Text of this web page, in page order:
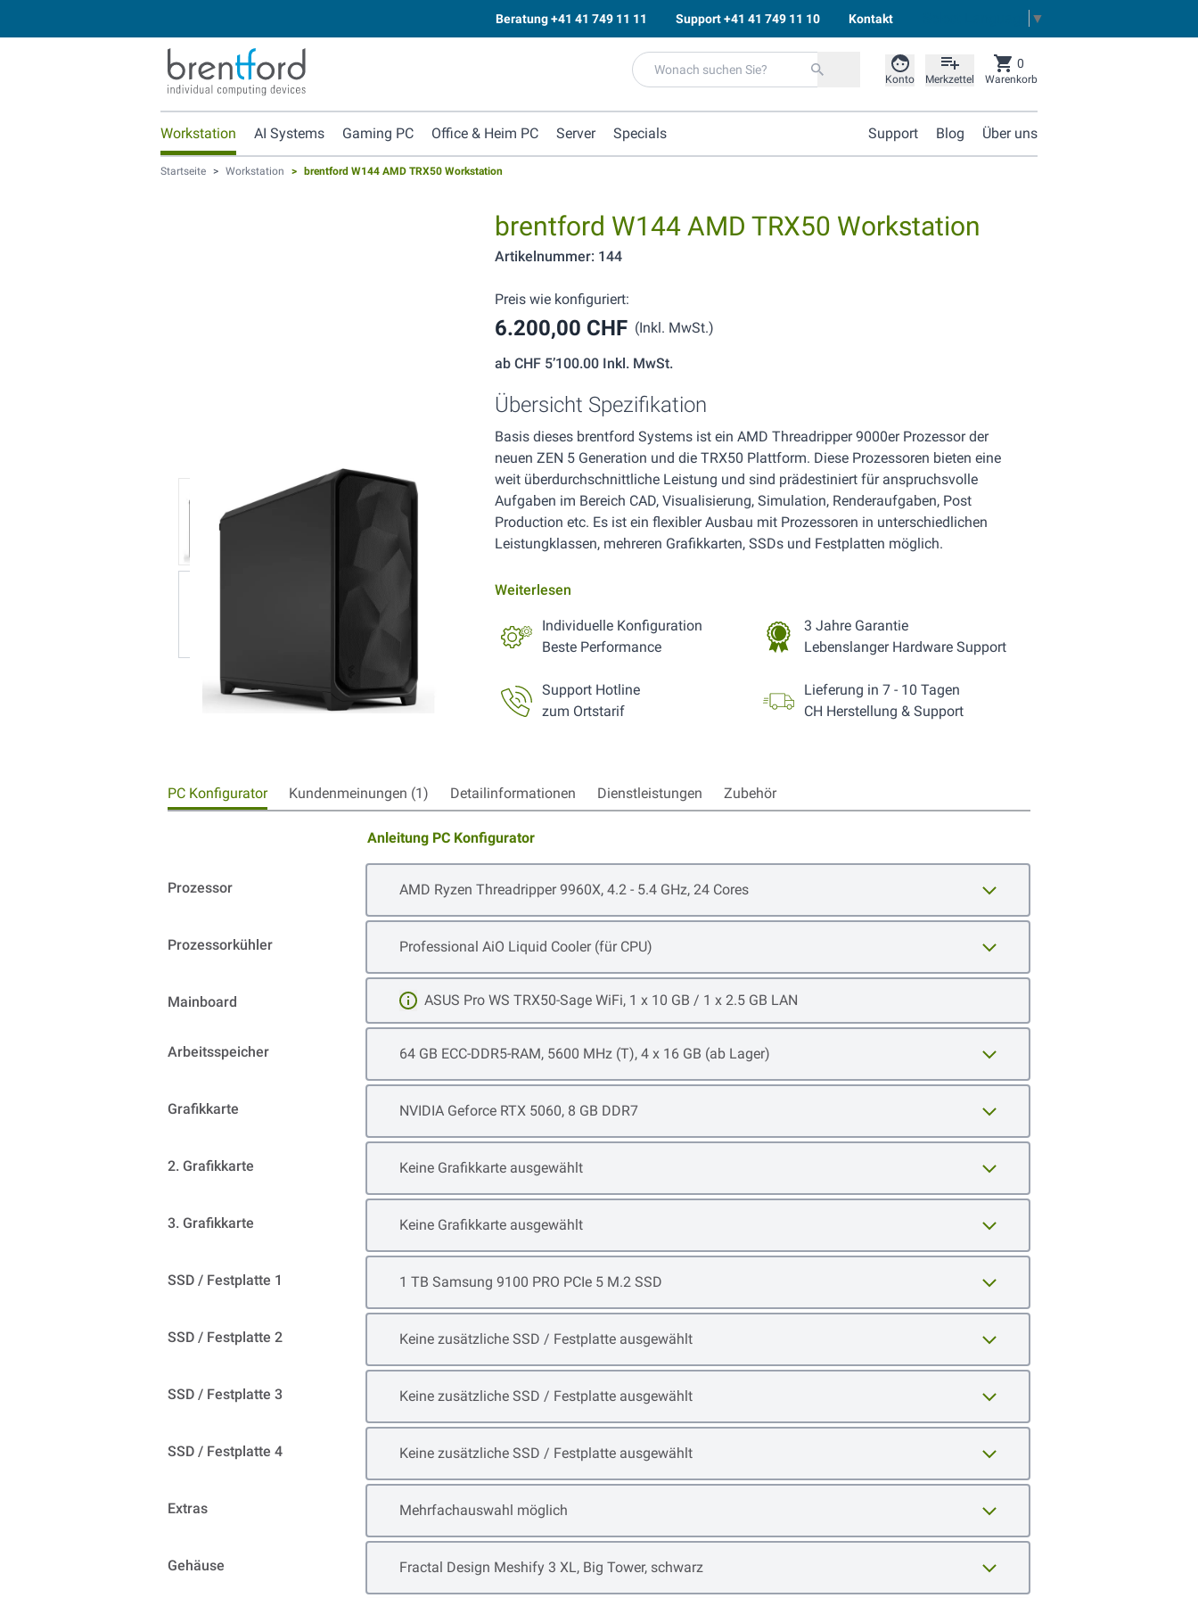
Beratung+41 41 749 11 11 Support+41 41 749 11 10 Kontakt ▼
Konto Merkzettel Warenkorb
0
Workstation AI Systems Gaming PC Office & Heim PC Server Specials Support Blog Über uns
Startseite > Workstation > brentford W144 AMD TRX50 Workstation
brentford W144 AMD TRX50 Workstation
Artikelnummer: 144
Preis wie konfiguriert:
6.200,00 CHF (Inkl. MwSt.)
ab CHF 5’100.00Inkl. MwSt.
Übersicht Spezifikation
Basis dieses brentford Systems ist ein AMD Threadripper 9000er Prozessor der
neuen ZEN 5 Generation und die TRX50 Plattform. Diese Prozessoren bieten eine
weit überdurchschnittliche Leistung und sind prädestiniert für anspruchsvolle
Aufgaben im Bereich CAD, Visualisierung, Simulation, Renderaufgaben, Post
Production etc. Es ist ein flexibler Ausbau mit Prozessoren in unterschiedlichen
Leistungklassen, mehreren Grafikkarten, SSDs und Festplatten möglich.
Weiterlesen
Individuelle Konfiguration
Beste Performance
3 Jahre Garantie
Lebenslanger Hardware Support
Support Hotline
zum Ortstarif
Lieferung in 7 - 10 Tagen
CH Herstellung & Support
PC Konfigurator Kundenmeinungen (1) Detailinformationen Dienstleistungen Zubehör
Anleitung PC Konfigurator
Prozessor AMD Ryzen Threadripper 9960X, 4.2 - 5.4 GHz, 24 Cores
Open item options
Prozessorkühler Professional AiO Liquid Cooler (für CPU)
Open item options
Mainboard
Mehr erfahren
ASUS Pro WS TRX50-Sage WiFi, 1 x 10 GB / 1 x 2.5 GB LAN
Arbeitsspeicher 64 GB ECC-DDR5-RAM, 5600 MHz (T), 4 x 16 GB (ab Lager)
Open item options
Grafikkarte NVIDIA Geforce RTX 5060, 8 GB DDR7
Open item options
2. Grafikkarte Keine Grafikkarte ausgewählt
Open item options
3. Grafikkarte Keine Grafikkarte ausgewählt
Open item options
SSD / Festplatte 1 1 TB Samsung 9100 PRO PCIe 5 M.2 SSD
Open item options
SSD / Festplatte 2 Keine zusätzliche SSD / Festplatte ausgewählt
Open item options
SSD / Festplatte 3 Keine zusätzliche SSD / Festplatte ausgewählt
Open item options
SSD / Festplatte 4 Keine zusätzliche SSD / Festplatte ausgewählt
Open item options
Extras Mehrfachauswahl möglich
Open item options
Gehäuse Fractal Design Meshify 3 XL, Big Tower, schwarz
Open item options